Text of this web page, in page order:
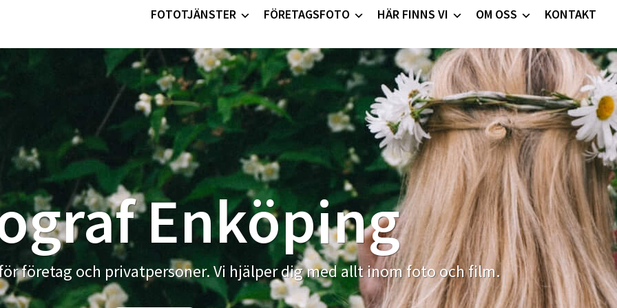
FOTOTJÄNSTER FÖRETAGSFOTO HÄR FINNS VI OM OSS KONTAKT
Enköping
företag och privatpersoner. Vi hjälper dig med allt inom foto och film.